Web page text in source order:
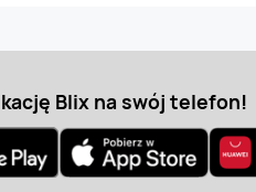
Blix na swój telefon!